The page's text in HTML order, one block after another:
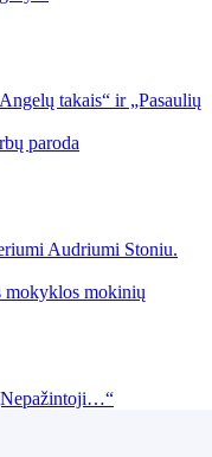
takais“ ir „Pasaulių
paroda
Audriumi Stoniu.
mokyklos mokinių